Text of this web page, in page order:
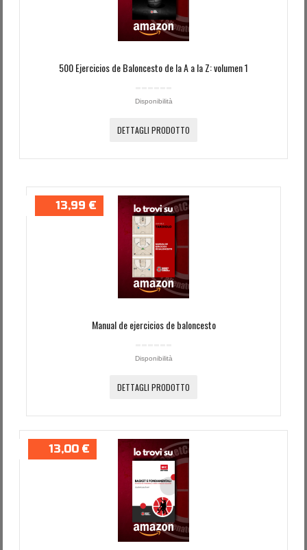
500 Ejercicios de Baloncesto de la A a la Z: volumen 1
Disponibilità
DETTAGLI PRODOTTO
13,99 €
Manual de ejercicios de baloncesto
Disponibilità
DETTAGLI PRODOTTO
13,00 €